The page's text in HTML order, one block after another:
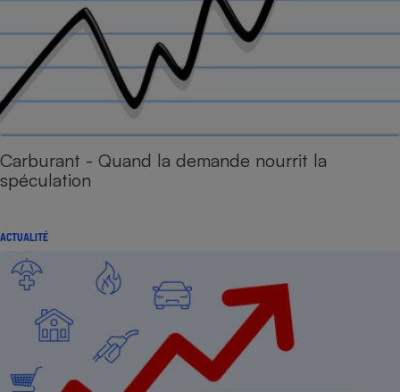
Carburant - Quand la demande nourrit la
spéculation
ACTUALITÉ